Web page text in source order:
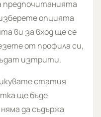
предпочитанията
изберете опцията
ви за вход ще се
от профила си,
изтрити.
статия
ще бъде
да съдържа